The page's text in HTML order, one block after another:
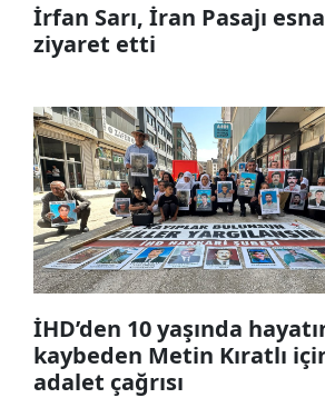
İrfan Sarı, İran Pasajı
ziyaret etti
İHD’den 10 yaşında
kaybeden Metin Kıratlı
adalet çağrısı